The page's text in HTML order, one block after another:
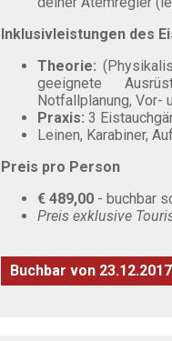
Inklusivleistungen des
Theorie:
geeignete
Notfallplanung, Vor-
Praxis: 3
Leinen, Karabiner,
Preis pro Person
€ 489,00 - buchbar
Preis exklusive
Buchbar von